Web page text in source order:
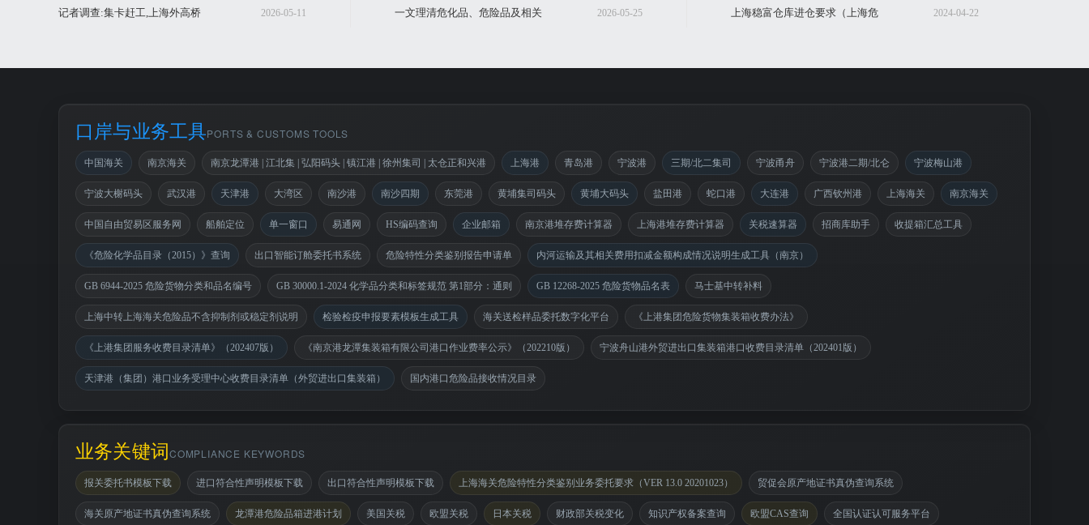
反应】船期
2026-05-11
记者调查:集卡赶工,上海外高桥
(EU)2020/1245 已到重要时
2026-05-25
一文理清危化品、危险品及相关
2024-04-22
上海稳富仓库进仓要求（上海危
口岸与业务工具PORTS & CUSTOMS TOOLS
中国海关 南京海关 南京龙潭港 | 江北集 | 弘阳码头 | 镇江港 | 徐州集司 | 太仓正和兴港 上海港 青岛港 宁波港 三期/北二集司 宁波甬舟 宁波港二期/北仑 宁波梅山港
宁波大榭码头 武汉港 天津港 大湾区 南沙港 南沙四期 东莞港 黄埔集司码头 黄埔大码头 盐田港 蛇口港 大连港 广西钦州港 上海海关 南京海关
中国自由贸易区服务网 船舶定位 单一窗口 易通网 HS编码查询 企业邮箱 南京港堆存费计算器 上海港堆存费计算器 关税速算器 招商库助手 收提箱汇总工具
《危险化学品目录（2015）》查询 出口智能订舱委托书系统 危险特性分类鉴别报告申请单 内河运输及其相关费用扣减金额构成情况说明生成工具（南京）
GB 6944-2025 危险货物分类和品名编号 GB 30000.1-2024 化学品分类和标签规范 第1部分：通则 GB 12268-2025 危险货物品名表 马士基中转补料
上海中转上海海关危险品不含抑制剂或稳定剂说明 检验检疫申报要素模板生成工具 海关送检样品委托数字化平台 《上港集团危险货物集装箱收费办法》
《上港集团服务收费目录清单》（202407版） 《南京港龙潭集装箱有限公司港口作业费率公示》（202210版） 宁波舟山港外贸进出口集装箱港口收费目录清单（202401版）
天津港（集团）港口业务受理中心收费目录清单（外贸进出口集装箱） 国内港口危险品接收情况目录
业务关键词COMPLIANCE KEYWORDS
报关委托书模板下载 进口符合性声明模板下载 出口符合性声明模板下载 上海海关危险特性分类鉴别业务委托要求（VER 13.0 20201023） 贸促会原产地证书真伪查询系统
海关原产地证书真伪查询系统 龙潭港危险品箱进港计划 美国关税 欧盟关税 日本关税 财政部关税变化 知识产权备案查询 欧盟CAS查询 全国认证认可服务平台